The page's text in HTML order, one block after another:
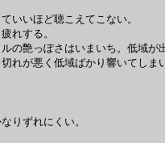
いいほど聴こえてこない。
れする。
艶っぽさはいまいち。低域が
が悪く低域ばかり響いてしま
りずれにくい。